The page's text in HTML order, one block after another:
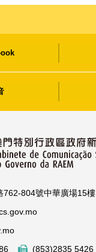
762-804號中華廣場15樓
(853)2835 5426